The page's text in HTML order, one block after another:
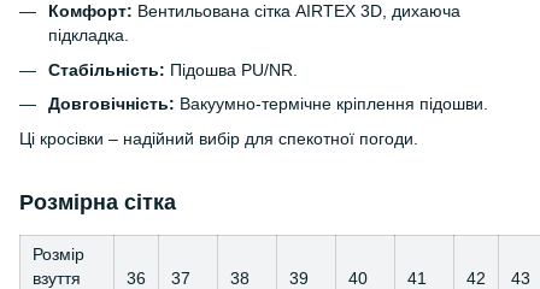
Комфорт: Вентильована сітка AIRTEX 3D, дихаюча
підкладка.
Стабільність: Підошва PU/NR.
Довговічність: Вакуумно-термічне кріплення підошви.
Ці кросівки – надійний вибір для спекотної погоди.
Розмірна сітка
Розмір
взуття
36 37 38 39 40 41 42 43